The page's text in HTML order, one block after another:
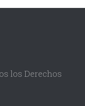
los Derechos